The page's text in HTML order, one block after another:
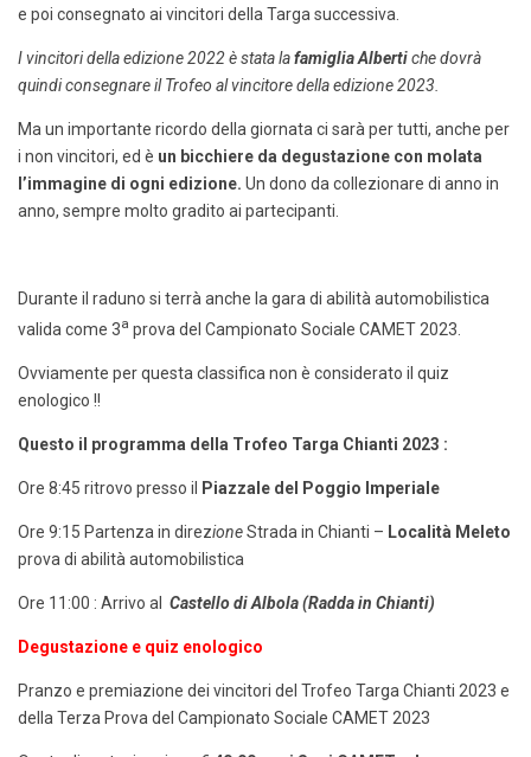
e poi consegnato ai vincitori della Targa successiva.
I vincitori della edizione 2022 è stata lafamiglia Albertiche dovrà
quindi consegnare il Trofeo al vincitore della edizione 2023.
Ma un importante ricordo della giornata ci sarà per tutti, anche per
i non vincitori, ed è un bicchiere da degustazione con molata
l’immagine di ogni edizione. Un dono da collezionare di anno in
anno, sempre molto gradito ai partecipanti.
Durante il raduno si terrà anche la gara di abilità automobilistica
valida come 3a prova del Campionato Sociale CAMET 2023.
Ovviamente per questa classifica non è considerato il quiz
enologico !!
Questo il programma della Trofeo Targa Chianti 2023 :
Ore 8:45 ritrovo presso il Piazzale del Poggio Imperiale
Ore 9:15 Partenza in direzioneStrada in Chianti – Località Meleto
prova di abilità automobilistica
Ore 11:00 : Arrivo al Castello di Albola (Radda in Chianti)
Degustazione e quiz enologico
Pranzo e premiazione dei vincitori del Trofeo Targa Chianti 2023 e
della Terza Prova del Campionato Sociale CAMET 2023